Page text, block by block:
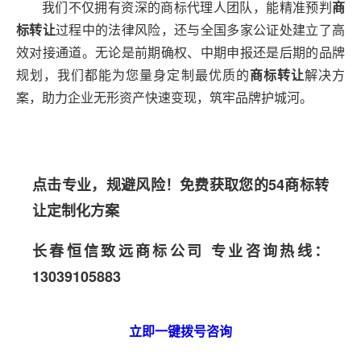
我们不仅拥有资深的商标代理人团队，能精准预判商
标转让过程中的法律风险，还与全国多家公证处建立了高
效对接通道。无论是前期确权、中期申报还是后期的品牌
规划，我们都能为您量身定制最优质的商标转让解决方
案，助力企业无形资产快速变现，筑牢品牌护城河。
点击专业，规避风险！免费获取您的54商标转
让定制化方案
长春恒信致远商标公司 专业咨询热线：
13039105883
立即一键拨号咨询